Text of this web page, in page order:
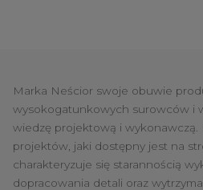
Marka Neścior swoje obuwie
wysokogatunkowych surowców i
wiedzę projektową i wykonawczą.
projektów, jaki dostępny jest na
charakteryzuje się starannością
dopracowania detali oraz